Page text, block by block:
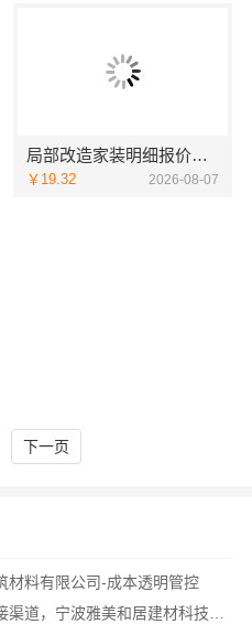
局部改造家装明细报价，万赢饰家新型建筑材料有限公司精准核算
￥19.32 2026-08-07
下一页
材料有限公司-成本透明管控